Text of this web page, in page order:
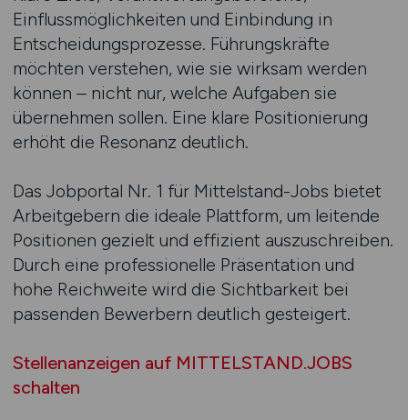
Einflussmöglichkeiten und Einbindung in
Entscheidungsprozesse. Führungskräfte
möchten verstehen, wie sie wirksam werden
können – nicht nur, welche Aufgaben sie
übernehmen sollen. Eine klare Positionierung
erhöht die Resonanz deutlich.
Das Jobportal Nr. 1 für Mittelstand-Jobs bietet
Arbeitgebern die ideale Plattform, um leitende
Positionen gezielt und effizient auszuschreiben.
Durch eine professionelle Präsentation und
hohe Reichweite wird die Sichtbarkeit bei
passenden Bewerbern deutlich gesteigert.
Stellenanzeigen auf MITTELSTAND.JOBS
schalten